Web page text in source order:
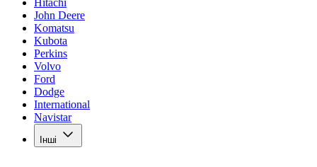
Hitachi
John Deere
Komatsu
Kubota
Perkins
Volvo
Ford
Dodge
International
Navistar
Інші